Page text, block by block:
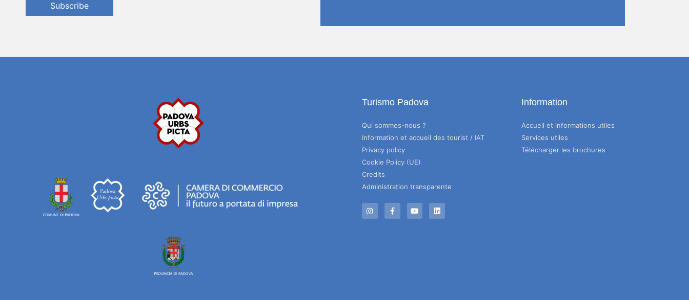
Subscribe
Turismo Padova
Qui sommes-nous ?
Information et accueil des tourist / IAT
Privacy policy
Cookie Policy (UE)
Credits
Administration transparente
Information
Accueil et informations utiles
Services utiles
Télécharger les brochures